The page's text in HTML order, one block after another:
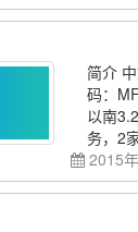
简介
码：
以南
务，2
2015